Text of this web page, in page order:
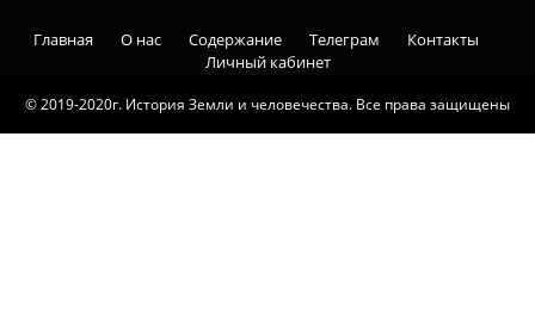
© 2019-2020г. История Земли и человечества. Все права защищены
Главная О нас Содержание Телеграм
Контакты
Личный кабинет